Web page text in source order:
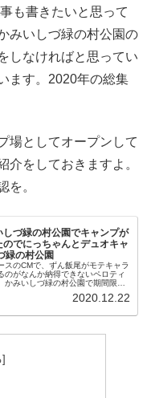
も書きたいと思って
みいしづ緑の村公園の
しなければと思ってい
ます。2020年の総集
場としてオープンして
介をしておきますよ。
を。
しづ緑の村公園でキャンプが
でにっちゃんとデュオキャ
緑の村公園
スのCMで、ずん飯尾がモテキャラ
のがなんか納得できないペロティ
みいしづ緑の村公園で期間限定
2020.12.22